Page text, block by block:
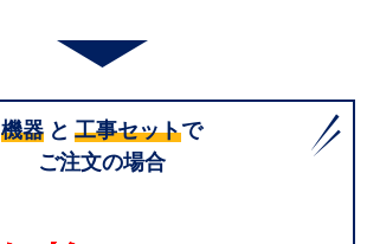
機器 と 工事セットで
ご注文の場合